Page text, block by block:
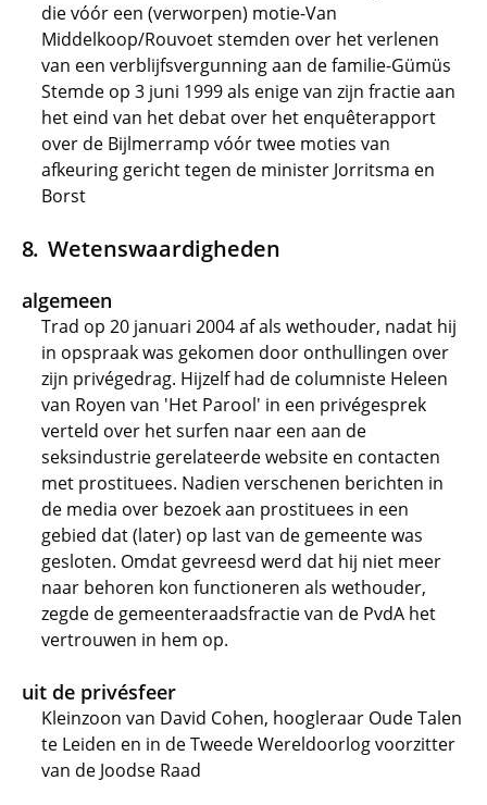
die vóór een (verworpen) motie-Van
Middelkoop/Rouvoet stemden over het verlenen
van een verblijfsvergunning aan de familie-Gümüs
Stemde op 3 juni 1999 als enige van zijn fractie aan
het eind van het debat over het enquêterapport
over de Bijlmerramp vóór twee moties van
afkeuring gericht tegen de minister Jorritsma en
Borst
Wetenswaardigheden
algemeen
Trad op 20 januari 2004 af als wethouder, nadat hij
in opspraak was gekomen door onthullingen over
zijn privégedrag. Hijzelf had de columniste Heleen
van Royen van 'Het Parool' in een privégesprek
verteld over het surfen naar een aan de
seksindustrie gerelateerde website en contacten
met prostituees. Nadien verschenen berichten in
de media over bezoek aan prostituees in een
gebied dat (later) op last van de gemeente was
gesloten. Omdat gevreesd werd dat hij niet meer
naar behoren kon functioneren als wethouder,
zegde de gemeenteraadsfractie van de PvdA het
vertrouwen in hem op.
uit de privésfeer
Kleinzoon van David Cohen, hoogleraar Oude Talen
te Leiden en in de Tweede Wereldoorlog voorzitter
van de Joodse Raad